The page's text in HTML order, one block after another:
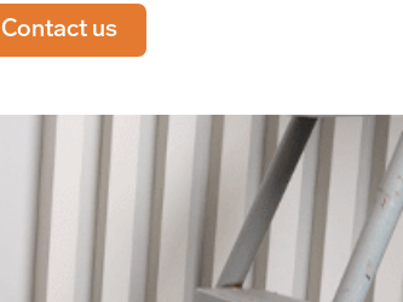
Contact us